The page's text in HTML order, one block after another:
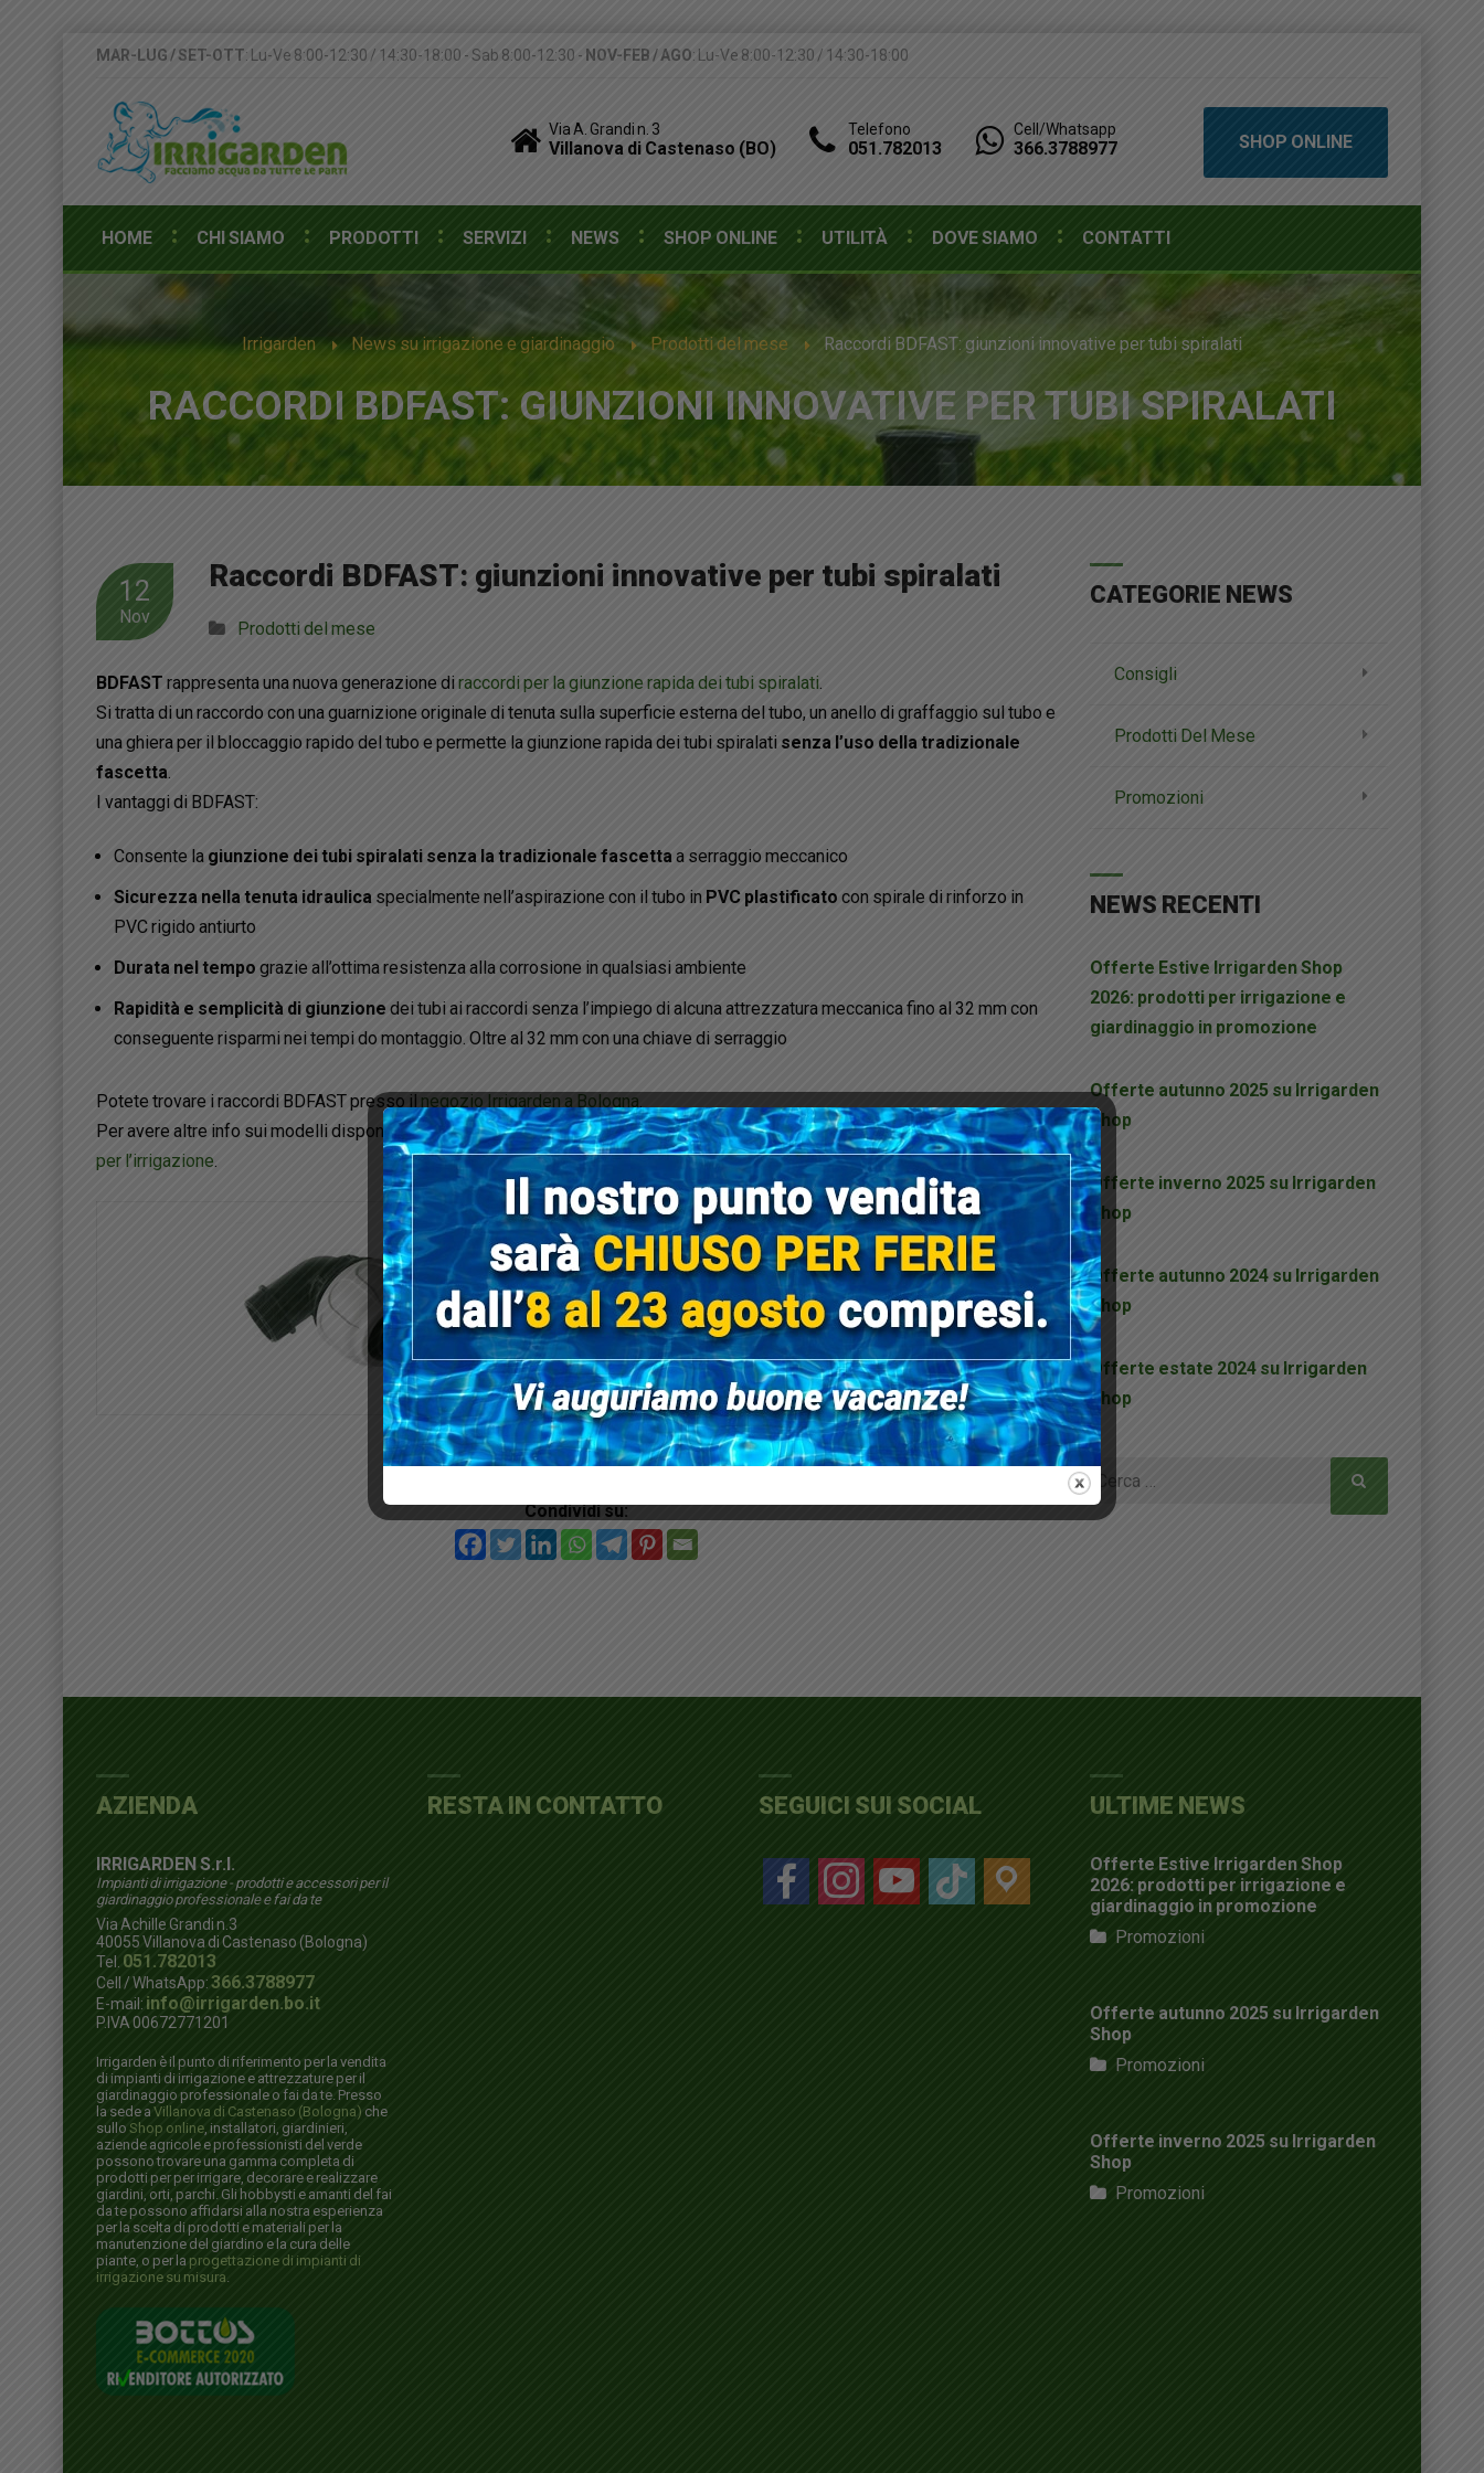
MAR-LUG / SET-OTT: Lu-Ve 8:00-12:30 / 14:30-18:00 - Sab 8:00-12:30 - NOV-FEB / AGO: Lu-Ve 8:00-12:30 / 14:30-18:00
Via A. Grandi n. 3
Villanova di Castenaso (BO)
Telefono
051.782013
Cell/Whatsapp
366.3788977 SHOP ONLINE
HOME CHI SIAMO PRODOTTI SERVIZI NEWS SHOP ONLINE UTILITÀ DOVE SIAMO CONTATTI
Irrigarden News su irrigazione e giardinaggio Prodotti del mese Raccordi BDFAST: giunzioni innovative per tubi spiralati
RACCORDI BDFAST: GIUNZIONI INNOVATIVE PER TUBI SPIRALATI
12
Nov
Raccordi BDFAST: giunzioni innovative per tubi spiralati
Prodotti del mese
BDFAST rappresenta una nuova generazione di raccordi per la giunzione rapida dei tubi spiralati.
Si tratta di un raccordo con una guarnizione originale di tenuta sulla superficie esterna del tubo, un anello di graffaggio sul tubo e
una ghiera per il bloccaggio rapido del tubo e permette la giunzione rapida dei tubi spiralati senza l’uso della tradizionale
fascetta.
I vantaggi di BDFAST:
Consente la giunzione dei tubi spiralati senza la tradizionale fascetta a serraggio meccanico
Sicurezza nella tenuta idraulica specialmente nell’aspirazione con il tubo in PVC plastificato con spirale di rinforzo in
PVC rigido antiurto
Durata nel tempo grazie all’ottima resistenza alla corrosione in qualsiasi ambiente
Rapidità e semplicità di giunzione dei tubi ai raccordi senza l’impiego di alcuna attrezzatura meccanica fino al 32 mm con
conseguente risparmi nei tempi do montaggio. Oltre al 32 mm con una chiave di serraggio
Potete trovare i raccordi BDFAST presso il negozio Irrigarden a Bologna.
Per avere altre info sui modelli disponibili o acquistarli direttamente online potete visitare il nostroshop di prodotti e accessori
per l’irrigazione.
Condividi su:
CATEGORIE NEWS
Consigli
Prodotti Del Mese
Promozioni
NEWS RECENTI
Offerte Estive Irrigarden Shop
2026: prodotti per irrigazione e
giardinaggio in promozione
Offerte autunno 2025 su Irrigarden
Shop
Offerte inverno 2025 su Irrigarden
Shop
Offerte autunno 2024 su Irrigarden
Shop
Offerte estate 2024 su Irrigarden
Shop
Ricerca
per:
AZIENDA
IRRIGARDEN S.r.l.
Impianti di irrigazione - prodotti e accessori per il
giardinaggio professionale e fai da te
Via Achille Grandi n.3
40055Villanova di Castenaso (Bologna)
Tel. 051.782013
Cell / WhatsApp:366.3788977
E-mail: info@irrigarden.bo.it
P.IVA 00672771201
Irrigarden è il punto di riferimento per la vendita
di impianti di irrigazione e attrezzature per il
giardinaggio professionale o fai da te. Presso
la sede a Villanova di Castenaso (Bologna) che
sullo Shop online, installatori, giardinieri,
aziende agricole e professionisti del verde
possono trovare una gamma completa di
prodotti per per irrigare, decorare e realizzare
giardini, orti, parchi. Gli hobbysti e amanti del fai
da te possono affidarsi alla nostra esperienza
per la scelta di prodotti e materiali per la
manutenzione del giardino e la cura delle
piante, o per la progettazione di impianti di
irrigazione su misura.
RESTA IN CONTATTO SEGUICI SUI SOCIAL
facebookinstagramyoutube tiktok location
ULTIME NEWS
Offerte Estive Irrigarden Shop
2026: prodotti per irrigazione e
giardinaggio in promozione
Promozioni
Offerte autunno 2025 su Irrigarden
Shop
Promozioni
Offerte inverno 2025 su Irrigarden
Shop
Promozioni